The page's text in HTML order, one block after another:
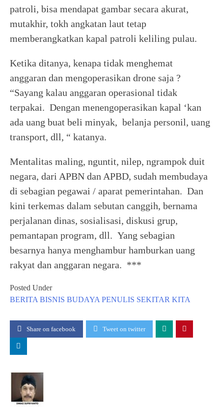
patroli, bisa mendapat gambar secara akurat,
mutakhir, tokh angkatan laut tetap
memberangkatkan kapal patroli keliling pulau.
Ketika ditanya, kenapa tidak menghemat
anggaran dan mengoperasikan drone saja ?
“Sayang kalau anggaran operasional tidak
terpakai. Dengan menengoperasikan kapal ‘kan
ada uang buat beli minyak, belanja personil, uang
transport, dll, “ katanya.
Mentalitas maling, nguntit, nilep, ngrampok duit
negara, dari APBN dan APBD, sudah membudaya
di sebagian pegawai / aparat pemerintahan. Dan
kini terkemas dalam sebutan canggih, bernama
perjalanan dinas, sosialisasi, diskusi grup,
pemantapan program, dll. Yang sebagian
besarnya hanya menghambur hamburkan uang
rakyat dan anggaran negara. ***
Posted Under
BERITA BISNIS BUDAYA PENULIS SEKITAR KITA
Share on facebook Tweet on twitter